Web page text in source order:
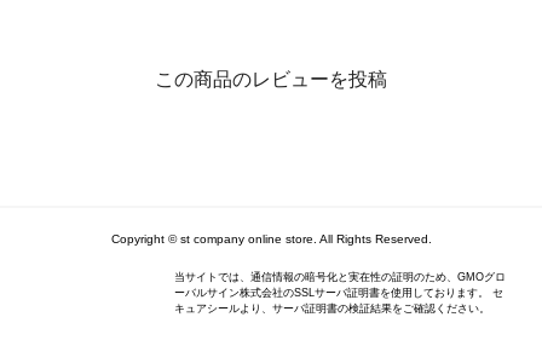
この商品のレビューを投稿
Copyright © st company online store. All Rights Reserved.
当サイトでは、通信情報の暗号化と実在性の証明のため、GMOグロ
ーバルサイン株式会社のSSLサーバ証明書を使用しております。 セ
キュアシールより、サーバ証明書の検証結果をご確認ください。